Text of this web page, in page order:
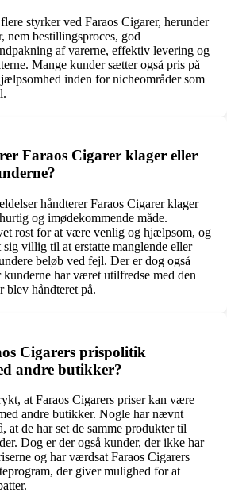
styrker ved Faraos Cigarer, herunder
nem bestillingsproces, god
af varerne, effektiv levering og
Mange kunder sætter også pris på
inden for nicheområder som
Faraos Cigarer klager eller
håndterer Faraos Cigarer klager
og imødekommende måde.
rost for at være venlig og hjælpsom, og
villig til at erstatte manglende eller
beløb ved fejl. Der er dog også
har været utilfredse med den
blev håndteret på.
Cigarers prispolitik
andre butikker?
at Faraos Cigarers priser kan være
andre butikker. Nogle har nævnt
at de har set de samme produkter til
Dog er der også kunder, der ikke har
og har værdsat Faraos Cigarers
der giver mulighed for at